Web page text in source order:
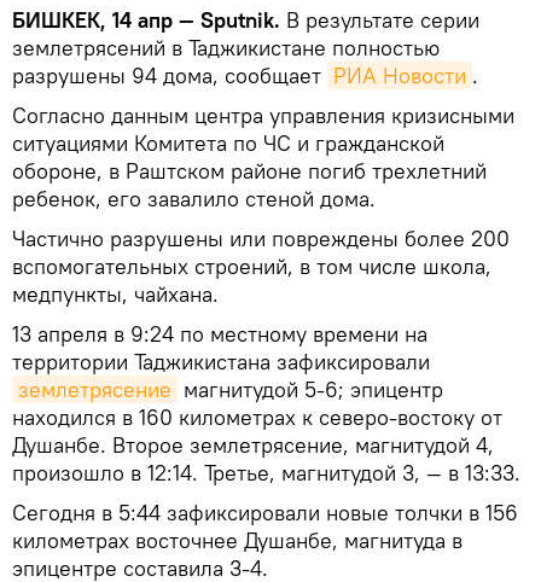
БИШКЕК, 14 апр — Sputnik. В результате серии
землетрясений в Таджикистане полностью
разрушены 94 дома, сообщает РИА Новости .
Согласно данным центра управления кризисными
ситуациями Комитета по ЧС и гражданской
обороне, в Раштском районе погиб трехлетний
ребенок, его завалило стеной дома.
Частично разрушены или повреждены более 200
вспомогательных строений, в том числе школа,
медпункты, чайхана.
13 апреля в 9:24 по местному времени на
территории Таджикистана зафиксировали
землетрясение магнитудой 5-6; эпицентр
находился в 160 километрах к северо-востоку от
Душанбе. Второе землетрясение, магнитудой 4,
произошло в 12:14. Третье, магнитудой 3, — в 13:33.
Сегодня в 5:44 зафиксировали новые толчки в 156
километрах восточнее Душанбе, магнитуда в
эпицентре составила 3-4.